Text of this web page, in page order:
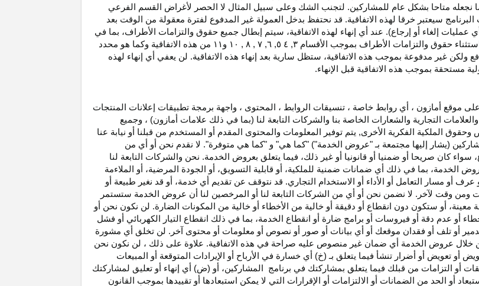
نجعله متاحا بشكل عام للمشاركين. لتجنب الشك وعلى سبيل المثال لا الحصر لأغراض القسم الفرعي
وكما هو محدد في سياسات البرنامج سيعتبر خرقا لهذه الاتفاقية. قد نحتفظ بدخل العمولة غير المدفوع لفترة معقولة من الوقت بعد
إلغاء أو إرجاع). عند أي إنهاء لهذه
الاتفاقية، سيتم إبطال جميع حقوق والتزامات الأطراف، بما في
حقوق والتزامات الأطراف بموجب الأقسام ۳, ٤ ٥, ٦, ۷ , ۸ , ۱۰ و۱۱ من هذه الاتفاقية وكما هو محدد
ولكن غير مدفوعة بموجب هذه الاتفاقية، ستظل سارية بعد إنهاء هذه الاتفاقية. لن يعفي أي إنهاء لهذه
مستحقة بموجب هذه الاتفاقية قبل الإنهاء.
موقع أمازون ، أي روابط خاصة ، تنسيقات الروابط ، المحتوى ، واجهة برمجة تطبيقات إعلانات المنتجات
التجارية والشعارات الخاصة بنا والشركات التابعة لنا (بما في ذلك علامات أمازون) ، وجميع
وحقوق الملكية الفكرية الأخرى, يتم توفير المعلومات والمحتوى المقدم أو المستخدم من قبلنا أو نيابة عنا
(يشار إليها مجتمعة بـ "عروض الخدمة") "كما هي" و "كما هي متوفرة". لا نقدم نحن أو أي من
سواء كان صريحا أو ضمنيا أو قانونيا أو غير ذلك، فيما يتعلق بعروض الخدمة. نحن والشركات التابعة لنا
الخدمة، بما في ذلك أي ضمانات ضمنية للملكية، أو قابلية التسويق، أو الجودة المرضية، أو الملاءمة
أو مسار التعامل أو الأداء أو الاستخدام التجاري. قد نتوقف عن تقديم أي خدمة، أو قد نغير طبيعة أو
وقت لآخر. لا نضمن نحن أو أي من الشركات التابعة لنا أو المرخصين لنا أن عروض الخدمة ستستمر
أو ستكون دون انقطاع أو دقيقة أو خالية من الأخطاء أو خالية من المكونات الضارة. لن نكون نحن أو
أو عدم دقة أو فيروسات أو برامج ضارة أو انقطاع الخدمة، بما في ذلك انقطاع
التيار الكهربائي أو فشل
أو تلف أو فقدان موقعك أو أي بيانات أو صور أو نصوص أو معلومات أو محتوى آخر. لن تخلق أي مشورة
خلال عروض الخدمة أي ضمان غير منصوص عليه صراحة في هذه الاتفاقية. علاوة على ذلك ، لن نكون نحن
أو تعويض أو أضرار تنشأ فيما يتعلق بـ (خ) أي خسارة في
الأرباح أو الإيرادات المتوقعة أو المبيعات
أو التزامات من قبلك فيما يتعلق بمشاركتك في برنامج المشاركين، أو (ض) أي إنهاء أو تعليق لمشاركتك
أو الحد من الضمانات أو الالتزامات أو الإقرارات التي لا يمكن استبعادها أو تقييدها بموجب القانون